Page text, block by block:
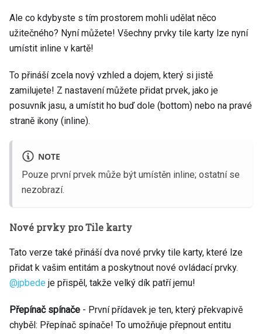
Ale co kdybyste s tím prostorem mohli udělat něco
užitečného? Nyní můžete! Všechny prvky tile karty lze nyní
umístit inline v kartě!
To přináší zcela nový vzhled a dojem, který si jistě
zamilujete! Z nastavení můžete přidat prvek, jako je
posuvník jasu, a umístit ho buď dole (bottom) nebo na pravé
straně ikony (inline).
NOTE
Pouze první prvek může být umístěn inline; ostatní se
nezobrazí.
Nové prvky pro Tile karty
Tato verze také přináší dva nové prvky tile karty, které lze
přidat k vašim entitám a poskytnout nové ovládací prvky.
@jpbede je přispěl, takže velký dík patří jemu!
Přepínač spínače - První přídavek je ten, který překvapivě
chyběl: Přepínač spínače! To umožňuje přepnout entitu